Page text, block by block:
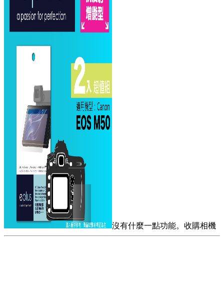
沒有什麼一點功能。收購相機